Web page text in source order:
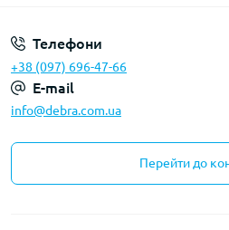
Телефони
+38 (097) 696-47-66
E-mail
info@debra.com.ua
Перейти до